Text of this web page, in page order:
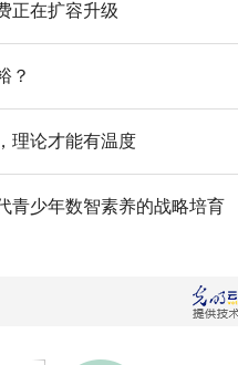
正在扩容升级
？
理论才能有温度
青少年数智素养的战略培育